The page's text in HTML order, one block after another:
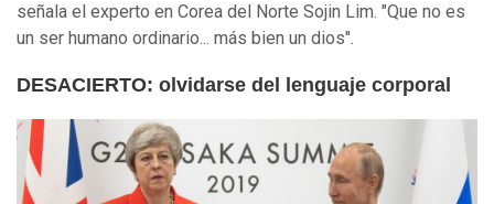
señala el experto en Corea del Norte Sojin Lim. "Que no es
un ser humano ordinario... más bien un dios".
DESACIERTO: olvidarse del lenguaje corporal